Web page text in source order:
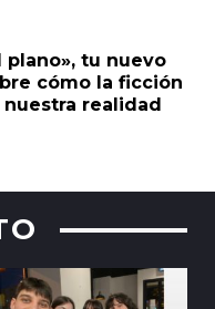
plano», tu nuevo
cómo la ficción
realidad